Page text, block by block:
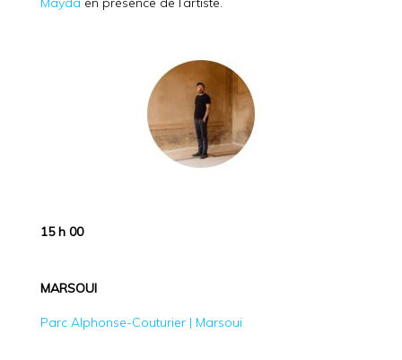
15 h 00
MARSOUI
Parc Alphonse-Couturier | Marsoui